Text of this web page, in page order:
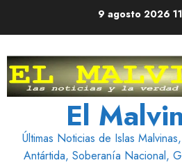
9 agosto 2026
El
Últimas Noticias de Islas
Antártida, Soberanía Nacional,